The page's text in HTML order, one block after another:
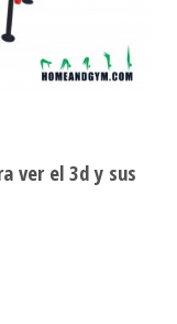
ver el 3d y sus